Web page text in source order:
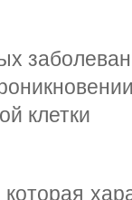
клетки